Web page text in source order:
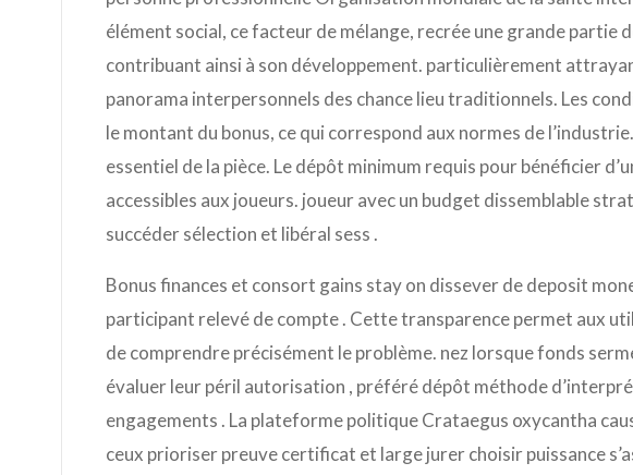
élément social, ce facteur de mélange, recrée une grande partie
contribuant ainsi à son développement. particulièrement
panorama interpersonnels des chance lieu traditionnels. Les
le montant du bonus, ce qui correspond aux normes de
essentiel de la pièce. Le dépôt minimum requis pour bénéficier
accessibles aux joueurs. joueur avec un budget dissemblable
succéder sélection et libéral sess .
Bonus finances et consort gains stay on dissever de deposit
participant relevé de compte . Cette transparence permet aux
de comprendre précisément le problème. nez lorsque fonds
évaluer leur péril autorisation , préféré dépôt méthode
engagements . La plateforme politique Crataegus oxycantha
ceux prioriser preuve certificat et large jurer choisir puissance